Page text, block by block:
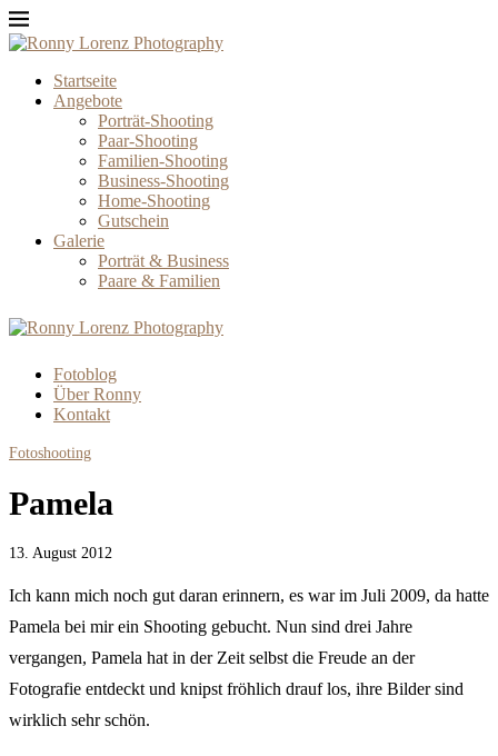
Startseite
Angebote
Porträt-Shooting
Paar-Shooting
Familien-Shooting
Business-Shooting
Home-Shooting
Gutschein
Galerie
Porträt & Business
Paare & Familien
Fotoblog
Über Ronny
Kontakt
Fotoshooting
Pamela
13. August 2012
Ich kann mich noch gut daran erinnern, es war im Juli 2009, da hatte
Pamela bei mir ein Shooting gebucht. Nun sind drei Jahre
vergangen, Pamela hat in der Zeit selbst die Freude an der
Fotografie entdeckt und knipst fröhlich drauf los, ihre Bilder sind
wirklich sehr schön.